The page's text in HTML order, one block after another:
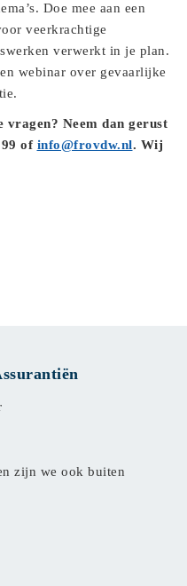
Doe mee aan een
veerkrachtige
verwerkt in je plan.
webinar over gevaarlijke
Neem dan gerust
of info@frovdw.nl. Wij
zijn we ook buiten